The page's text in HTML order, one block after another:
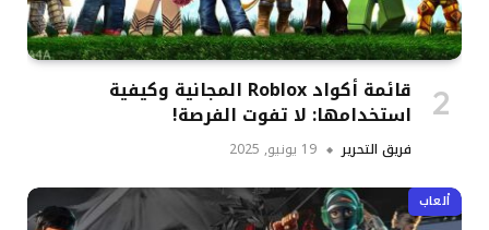
قائمة أكواد Roblox المجانية وكيفية
استخدامها: لا تفوت الفرصة!
فريق التحرير 19 يونيو, 2025
ألعاب